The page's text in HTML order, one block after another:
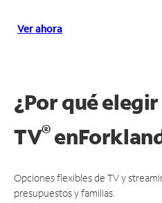
Ver ahora
¿Por qué
TV®en
Opciones flexibles de TV y
presupuestos y familias.